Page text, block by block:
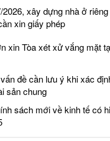
2026, xây dựng nhà ở
xin giấy phép
xin Tòa xét xử vắng mặt
đề cần lưu ý khi xác
sản chung
sách mới về kinh tế có